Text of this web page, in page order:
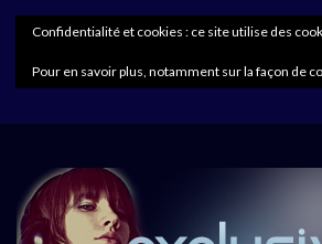
Confidentialité et cookies : ce site utilise des
Pour en savoir plus, notamment sur la façon de